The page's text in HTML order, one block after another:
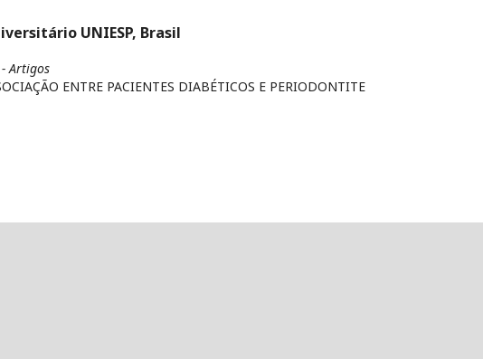
UNIESP, Brasil
- Artigos
ENTRE PACIENTES DIABÉTICOS E PERIODONTITE